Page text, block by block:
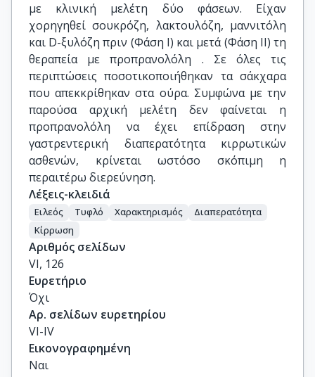
με κλινική μελέτη δύο φάσεων. Είχαν
χορηγηθεί σουκρόζη, λακτουλόζη, μαννιτόλη
και D-ξυλόζη πριν (Φάση Ι) και μετά (Φάση ΙΙ) τη
θεραπεία με προπρανολόλη . Σε όλες τις
περιπτώσεις ποσοτικοποιήθηκαν τα σάκχαρα
που απεκκρίθηκαν στα ούρα. Συμφώνα με την
παρούσα αρχική μελέτη δεν φαίνεται η
προπρανολόλη να έχει επίδραση στην
γαστρεντερική διαπερατότητα κιρρωτικών
ασθενών, κρίνεται ωστόσο σκόπιμη η
περαιτέρω διερεύνηση.
Λέξεις-κλειδιά
Ειλεός Τυφλό Χαρακτηρισμός
Διαπερατότητα
Κίρρωση
Αριθμός σελίδων
VI, 126
Ευρετήριο
Όχι
Αρ. σελίδων ευρετηρίου
VI-IV
Εικονογραφημένη
Ναι